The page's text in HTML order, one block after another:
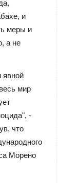
и
меры и
а не
явной
мир
-
что
Морено